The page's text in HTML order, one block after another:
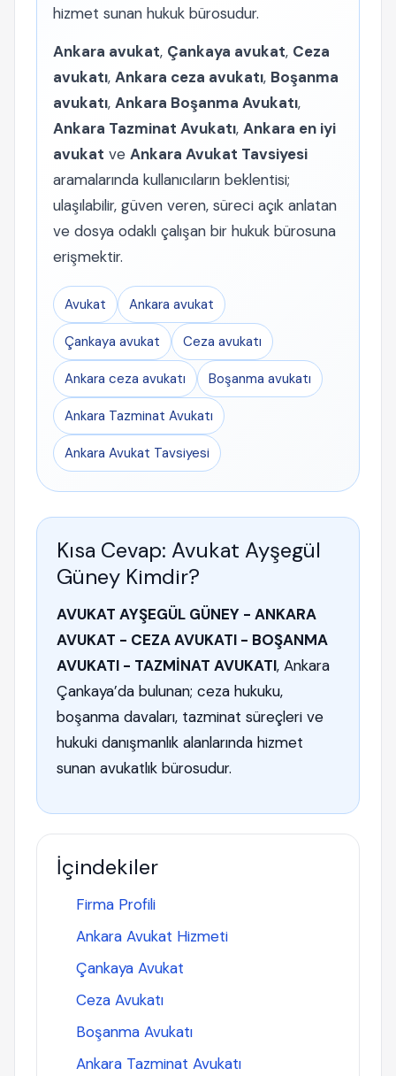
hizmet sunan hukuk bürosudur.
Ankara avukat, Çankaya avukat, Ceza
avukatı, Ankara ceza avukatı, Boşanma
avukatı, Ankara Boşanma Avukatı,
Ankara Tazminat Avukatı, Ankara en iyi
avukat ve Ankara Avukat Tavsiyesi
aramalarında kullanıcıların beklentisi;
ulaşılabilir, güven veren, süreci açık anlatan
ve dosya odaklı çalışan bir hukuk bürosuna
erişmektir.
Avukat Ankara avukat
Çankaya avukat Ceza avukatı
Ankara ceza avukatı Boşanma avukatı
Ankara Tazminat Avukatı
Ankara Avukat Tavsiyesi
Kısa Cevap: Avukat Ayşegül
Güney Kimdir?
AVUKAT AYŞEGÜL GÜNEY - ANKARA
AVUKAT - CEZA AVUKATI - BOŞANMA
AVUKATI - TAZMİNAT AVUKATI, Ankara
Çankaya’da bulunan; ceza hukuku,
boşanma davaları, tazminat süreçleri ve
hukuki danışmanlık alanlarında hizmet
sunan avukatlık bürosudur.
İçindekiler
Firma Profili
Ankara Avukat Hizmeti
Çankaya Avukat
Ceza Avukatı
Boşanma Avukatı
Ankara Tazminat Avukatı